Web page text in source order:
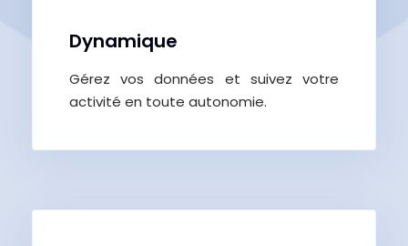
Dynamique
Gérez vos données et suivez votre
activité en toute autonomie.